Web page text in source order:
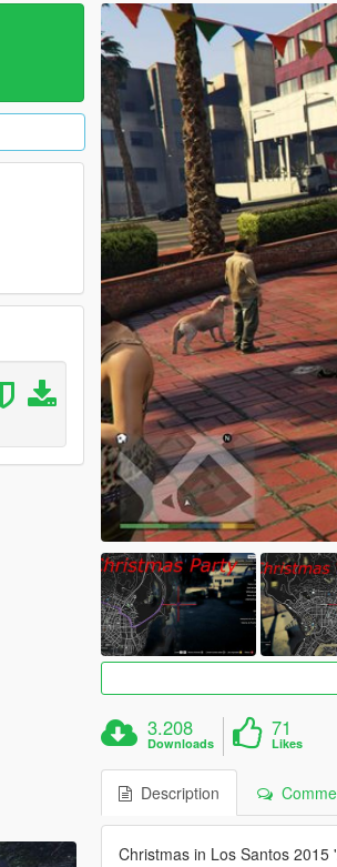
3.208
Downloads
71
Likes
Description
Christmas in Los Santos 2015